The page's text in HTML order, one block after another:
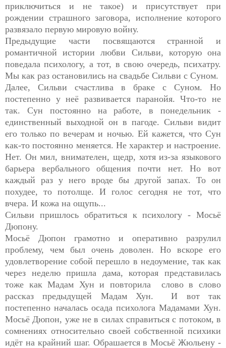
приключиться и не такое) и присутствует при
рождении страшного заговора, исполнение которого
развязало первую мировую войну.
Предыдущие части посвящаются странной и
романтичной истории любви Сильви, которую она
поведала психологу, а тот, в свою очередь, психатру.
Мы как раз остановились на свадьбе Сильви с Суном.
Далее, Сильви счастлива в браке с Суном. Но
постепенно у неё развивается паранойя. Что-то не
так. Сун постоянно на работе, в понедельник -
единственный выходной он в пагоде. Сильви видит
его только по вечерам и ночью. Ей кажется, что Сун
как-то постоянно меняется. Не характер и настроение.
Нет. Он мил, внимателен, щедр, хотя из-за языкового
барьера вербального общения почти нет. Но вот
каждый раз у него вроде бы другой запах. То он
похудее, то потолще. И голос сегодня не тот, что
вчера. И кожа на ощупь...
Сильви пришлось обратиться к психологу - Мосьё
Дюпону.
Мосьё Дюпон грамотно и оперативно разрулил
проблему, чем был очень доволен. Но вскоре его
удовлетворение собой перешло в недоумение, так как
через неделю пришла дама, которая представилась
тоже как Мадам Хун и повторила слово в слово
рассказ предыдущей Мадам Хун. И вот так
постепенно началась осада психолога Мадамами Хун.
Мосьё Дюпон, уже не в силах справиться с потоком, в
сомнениях относительно своей собственной психики
идёт на крайний шаг. Обрашается в Мосьё Жюльену -